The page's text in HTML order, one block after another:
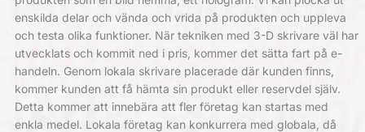
enskilda delar och vända och vrida på produkten och uppleva
och testa olika funktioner. När tekniken med 3-D skrivare väl har
utvecklats och kommit ned i pris, kommer det sätta fart på e-
handeln. Genom lokala skrivare placerade där kunden finns,
kommer kunden att få hämta sin produkt eller reservdel själv.
Detta kommer att innebära att fler företag kan startas med
enkla medel. Lokala företag kan konkurrera med globala, då